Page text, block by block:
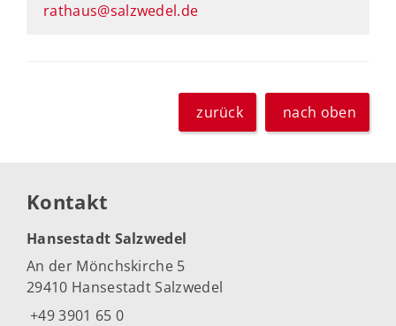
rathaus@salzwedel.de
zurück nach oben
Kontakt
Hansestadt Salzwedel
An der Mönchskirche 5
29410 Hansestadt Salzwedel
+49 3901 65 0